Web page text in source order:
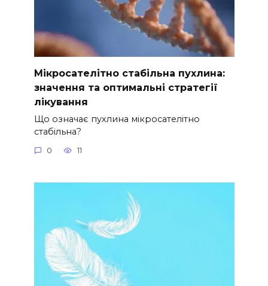
Мікросателітно стабільна пухлина:
значення та оптимальні стратегії
лікування
Що означає пухлина мікросателітно
стабільна?
0 11